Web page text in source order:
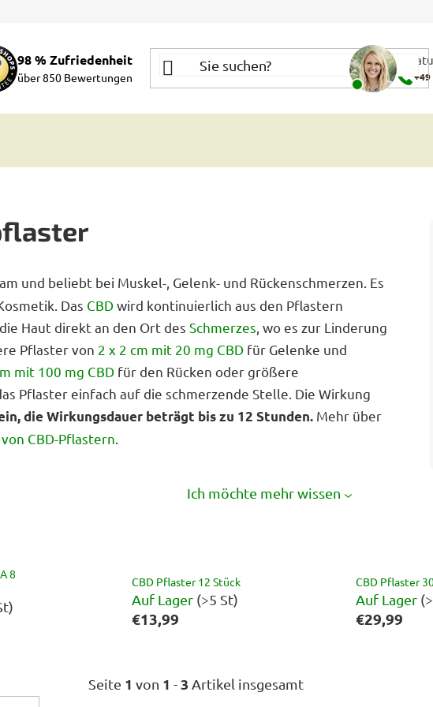
98 % Zufriedenheit
über 850 Bewertungen +49
und beliebt bei Muskel-, Gelenk- und Rückenschmerzen. Es
Das CBDwird kontinuierlich aus den Pflastern
Haut direkt an den Ort des Schmerzes , wo es zur Linderung
Pflaster von 2 x 2 cm mit 20 mg CBD für Gelenke und
mit 100 mg CBD für den Rücken oder größere
Pflaster einfach auf die schmerzende Stelle. Die Wirkung
die Wirkungsdauer beträgt bis zu 12 Stunden. Mehr über
CBD-Pflastern
Ich möchte mehr wissen
8
CBD Pflaster 12 Stück
Auf Lager (>5 St)
€13,99
CBD Pflaster
Auf Lager
€29,99
Seite 1 von 1 - 3 Artikel insgesamt